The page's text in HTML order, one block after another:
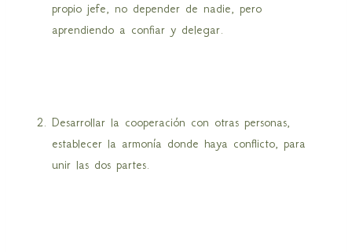
propio jefe, no depender de nadie, pero
aprendiendo a confiar y delegar.
Desarrollar la cooperación con otras personas,
establecer la armonía donde haya conflicto, para
unir las dos partes.